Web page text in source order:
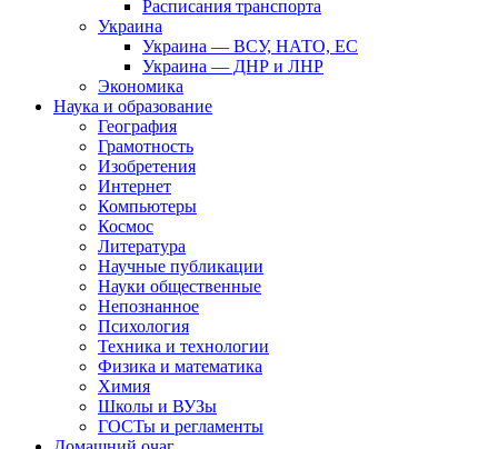
Расписания транспорта
Украина
Украина — ВСУ, НАТО, ЕС
Украина — ДНР и ЛНР
Экономика
Наука и образование
География
Грамотность
Изобретения
Интернет
Компьютеры
Космос
Литература
Научные публикации
Науки общественные
Непознанное
Психология
Техника и технологии
Физика и математика
Химия
Школы и ВУЗы
ГОСТы и регламенты